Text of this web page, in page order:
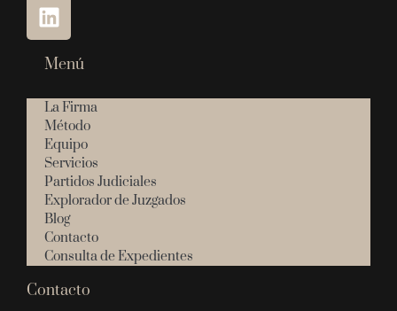
Menú
La Firma
Método
Equipo
Servicios
Partidos Judiciales
Explorador de Juzgados
Blog
Contacto
Consulta de Expedientes
Contacto